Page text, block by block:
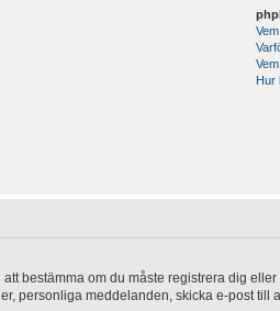
Hur
bestämma om du måste registrera dig
personliga meddelanden, skicka e-post